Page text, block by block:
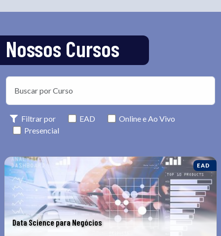
Nossos Cursos
Filtrar por EAD
Online e Ao Vivo
Presencial
EAD
Data Science para Negócios